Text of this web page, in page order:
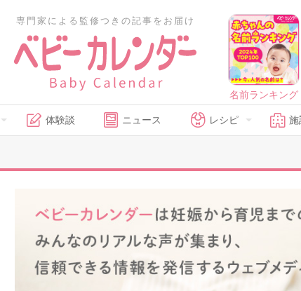
専門家による監修つきの記事をお届け
名前ランキング
体験談 ニュース レシピ 施